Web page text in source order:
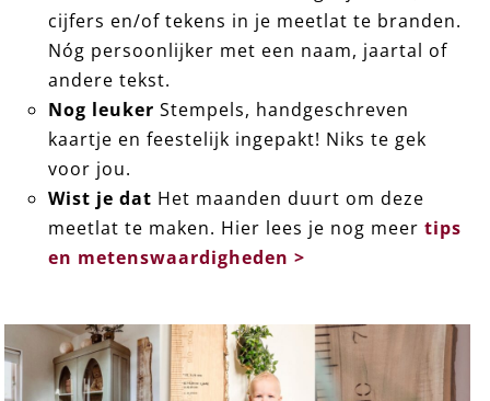
cijfers en/of tekens in je meetlat te branden.
Nóg persoonlijker met een naam, jaartal of
andere tekst.
Nog leuker Stempels, handgeschreven
kaartje en feestelijk ingepakt! Niks te gek
voor jou.
Wist je dat Het maanden duurt om deze
meetlat te maken. Hier lees je nog meertips
en metenswaardigheden >